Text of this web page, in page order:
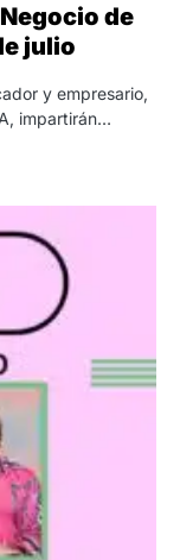
de
julio
y empresario,
impartirán…